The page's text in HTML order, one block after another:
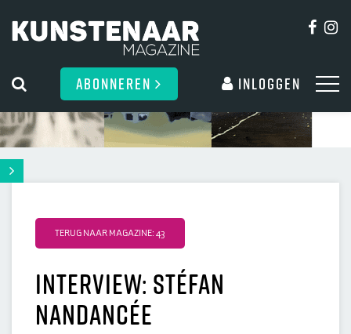
ABONNEREN Inloggen
TERUG NAAR MAGAZINE: 43
Interview: Stéfan
Nandancée